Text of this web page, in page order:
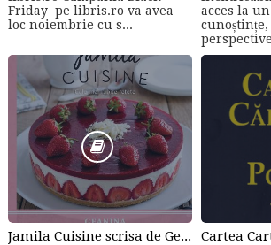
Friday pe libris.ro va avea
loc noiembrie cu s...
acces la
Jamila Cuisine scrisa de Geanina Staicu-Avram